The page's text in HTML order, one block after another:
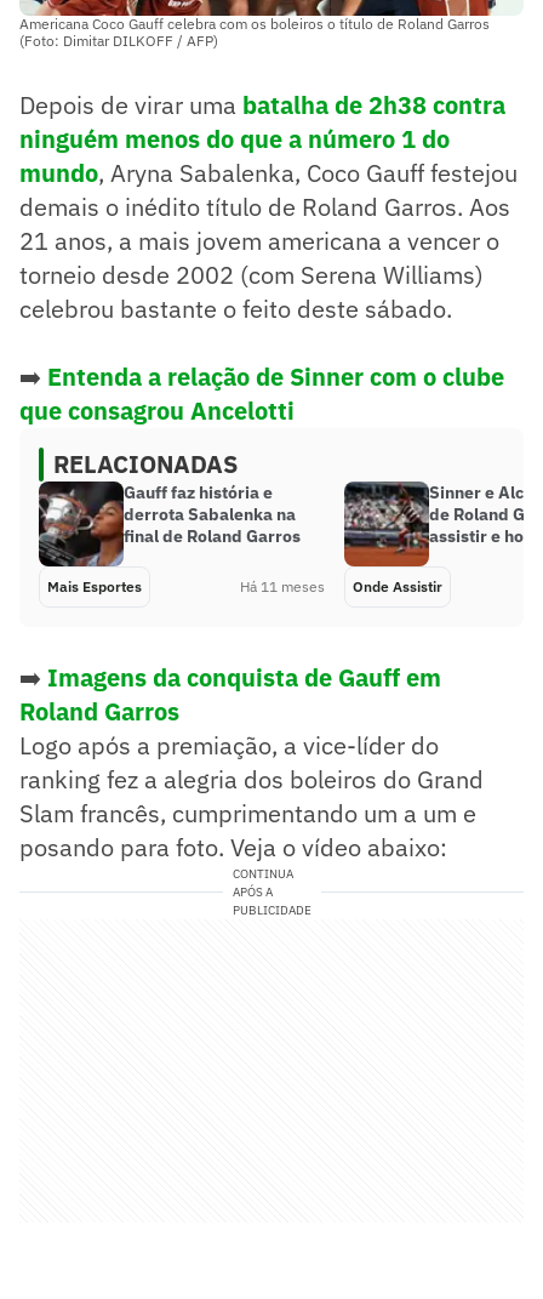
Americana Coco Gauff celebra com os boleiros o título de Roland Garros
(Foto: Dimitar DILKOFF / AFP)
Depois de virar uma batalha de 2h38 contra
ninguém menos do que a número 1 do
mundo, Aryna Sabalenka, Coco Gauff festejou
demais o inédito título de Roland Garros. Aos
21 anos, a mais jovem americana a vencer o
torneio desde 2002 (com Serena Williams)
celebrou bastante o feito deste sábado.
➡️ Entenda a relação de Sinner com o clube
que consagrou Ancelotti
RELACIONADAS
Gauff faz história e
derrota Sabalenka na
final de Roland Garros
Mais Esportes Há 11 meses
Sinner e
de Roland
assistir e
Onde Assistir
➡️ Imagens da conquista de Gauff em
Roland Garros
Logo após a premiação, a vice-líder do
ranking fez a alegria dos boleiros do Grand
Slam francês, cumprimentando um a um e
posando para foto. Veja o vídeo abaixo:
CONTINUA
APÓS A
PUBLICIDADE